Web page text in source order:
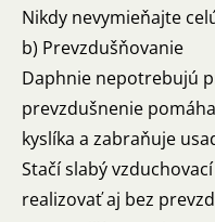
Nikdy nevymieňajte
b) Prevzdušňovanie
Daphnie nepotrebujú
prevzdušnenie
kyslíka a zabraňuje
Stačí slabý
realizovať aj bez